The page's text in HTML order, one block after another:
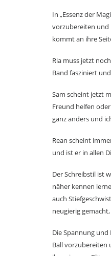
In „Essenz der
vorzubereiten und
kommt an ihre
Ria muss jetzt
Band fasziniert
Sam scheint jetzt
Freund helfen
ganz anders und
Rean scheint
und ist er in allen
Der Schreibstil ist
näher kennen
auch
neugierig
Die Spannung und
Ball vorzubereiten